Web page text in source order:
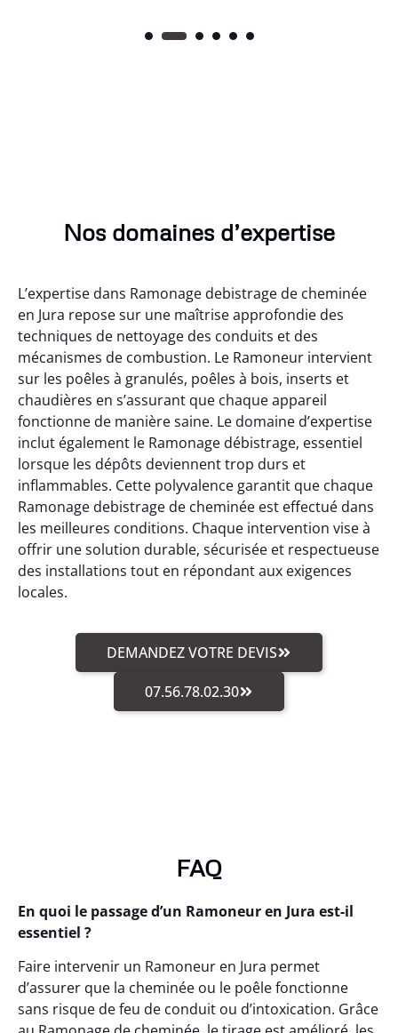
Nos domaines d’expertise
L’expertise dans Ramonage debistrage de cheminée
en Jura repose sur une maîtrise approfondie des
techniques de nettoyage des conduits et des
mécanismes de combustion. Le Ramoneur intervient
sur les poêles à granulés, poêles à bois, inserts et
chaudières en s’assurant que chaque appareil
fonctionne de manière saine. Le domaine d’expertise
inclut également le Ramonage débistrage, essentiel
lorsque les dépôts deviennent trop durs et
inflammables. Cette polyvalence garantit que chaque
Ramonage debistrage de cheminée est effectué dans
les meilleures conditions. Chaque intervention vise à
offrir une solution durable, sécurisée et respectueuse
des installations tout en répondant aux exigences
locales.
DEMANDEZ VOTRE DEVIS
07.56.78.02.30
FAQ
En quoi le passage d’un Ramoneur en Jura est-il
essentiel ?
Faire intervenir un Ramoneur en Jura permet
d’assurer que la cheminée ou le poêle fonctionne
sans risque de feu de conduit ou d’intoxication. Grâce